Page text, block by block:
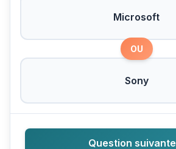
Microsoft
OU
Sony
Question suivante